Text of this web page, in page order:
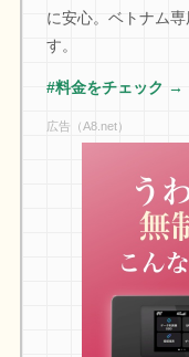
に安心。ベトナム
す。
#料金をチェック →
広告（A8.net）